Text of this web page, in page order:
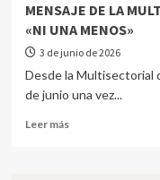
MENSAJE DE LA
«NI UNA MENOS»
3 de junio de 2026
Desde la Multisectorial
de junio una vez...
Leer más